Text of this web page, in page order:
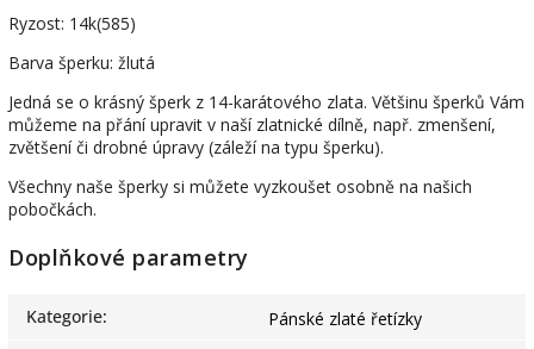
Ryzost: 14k(585)
Barva šperku: žlutá
Jedná se o krásný šperk z 14-karátového zlata. Většinu šperků Vám
můžeme na přání upravit v naší zlatnické dílně, např. zmenšení,
zvětšení či drobné úpravy (záleží na typu šperku).
Všechny naše šperky si můžete vyzkoušet osobně na našich
pobočkách.
Doplňkové parametry
Kategorie:
Pánské zlaté řetízky